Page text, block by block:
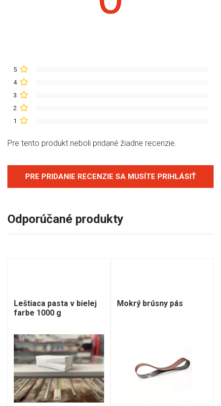
5
4
3
2
1
Pre tento produkt neboli pridané žiadne recenzie.
PRE PRIDANIE RECENZIE SA MUSÍTE PRIHLÁSIŤ
Odporúčané produkty
Leštiaca pasta v bielej
farbe 1000 g
Mokrý brúsny pás